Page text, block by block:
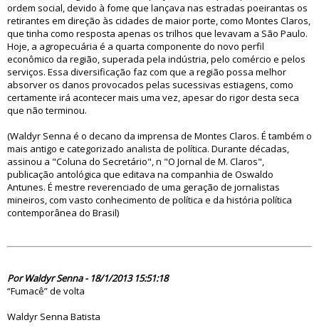
ordem social, devido à fome que lançava nas estradas poeirantas os
retirantes em direção às cidades de maior porte, como Montes Claros,
que tinha como resposta apenas os trilhos que levavam a São Paulo.
Hoje, a agropecuária é a quarta componente do novo perfil
econômico da região, superada pela indústria, pelo comércio e pelos
serviços. Essa diversificação faz com que a região possa melhor
absorver os danos provocados pelas sucessivas estiagens, como
certamente irá acontecer mais uma vez, apesar do rigor desta seca
que não terminou.
(Waldyr Senna é o decano da imprensa de Montes Claros. É também o
mais antigo e categorizado analista de política. Durante décadas,
assinou a "Coluna do Secretário", n "O Jornal de M. Claros",
publicação antológica que editava na companhia de Oswaldo
Antunes. É mestre reverenciado de uma geração de jornalistas
mineiros, com vasto conhecimento de política e da história política
contemporânea do Brasil)
Por Waldyr Senna - 18/1/2013 15:51:18
“Fumacê” de volta
Waldyr Senna Batista